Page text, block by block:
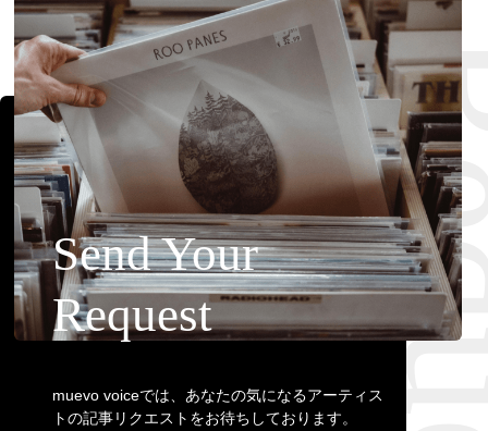
Send Your
Request
muevo voiceでは、あなたの気になるアーティス
トの記事リクエストをお待ちしております。